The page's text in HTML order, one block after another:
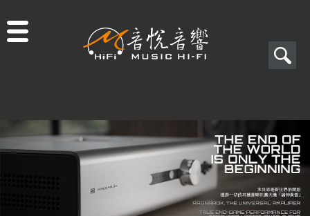
搜
表
單
搜
尋
商品一覽
二手專區